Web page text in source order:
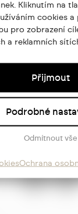
Kliknutím na
cookies a
pro zobrazení
a reklamních
Přijmout
Odmítnout vše
Podrobné
Ochrana
O mně
Služby
Blog